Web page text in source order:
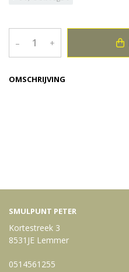
OMSCHRIJVING
– +
SMULPUNT PETER
Kortestreek 3
8531JE Lemmer
0514561255